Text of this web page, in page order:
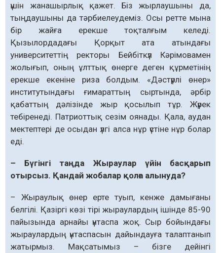
үшін жанашырлық қажет. Біз жырлаушыны да,
тыңдаушыны да тәрбиелеудеміз. Осы ретте мына
бір жайға ерекше тоқталғым келеді.
Қызылордадағы Қорқыт ата атындағы
университеттің ректоры Бейбіткүл Кәрімовамен
жолығып, оның ұлттық өнерге деген құрметінің
ерекше екеніне риза болдым. «Дәстүрлі өнер»
институтындағы ғимараттың сыртында, әрбір
қабаттың дәлізінде жыр қосылып тұр. Жүрек
тебіренеді. Патриоттық сезім оянады. Қала, аудан
мектептері де осыдан үлгі алса нұр үстіне нұр болар
еді.
– Бүгінгі таңда Жыраулар үйін басқарып
отырсыз. Қандай жобалар қолға алынуда?
– Жыраулық өнер ерте туып, кенже дамығаны
белгілі. Қазіргі көзі тірі жыраулардың ішінде 85-90
пайызында арнайы үнтаспа жоқ. Сыр бойындағы
жыраулардың үнтаспасын дайындауға талаптанып
жатырмыз. Мақсатымыз – бізге дейінгі